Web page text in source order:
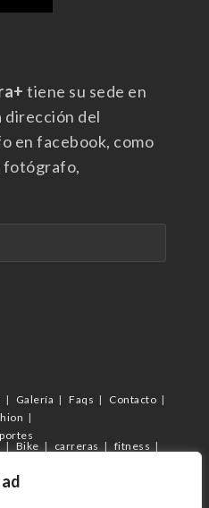
tiene su sede en
dirección del
en facebook, como
fotógrafo,
Galería Faqs
Contacto
Bike carreras
fitness